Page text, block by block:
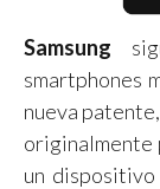
Samsung
smartphones
nueva
originalmente
un